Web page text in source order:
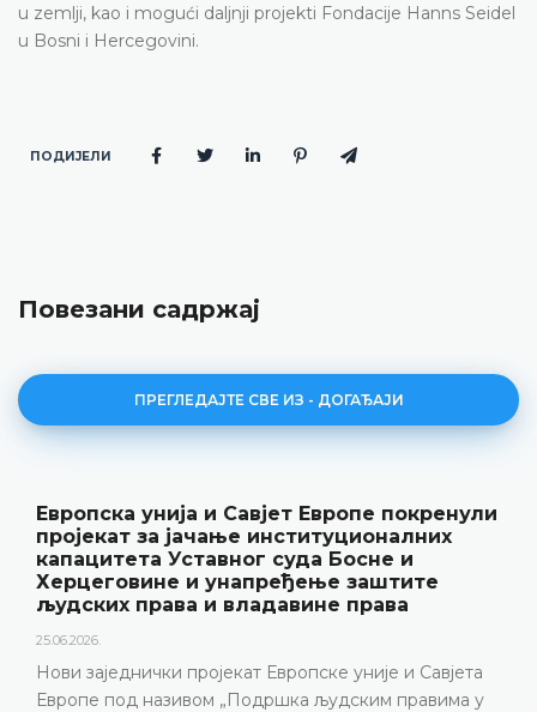
u zemlji, kao i mogući daljnji projekti Fondacije Hanns Seidel
u Bosni i Hercegovini.
ПОДИЈЕЛИ
Повезани садржај
ПРЕГЛЕДАЈТЕ СВЕ ИЗ - ДОГАЂАЈИ
Европска унија и Савјет Европе покренули
пројекат за јачање институционалних
капацитета Уставног суда Босне и
Херцеговине и унапређење заштите
људских права и владавине права
25.06.2026.
Нови заједнички пројекат Европске уније и Савјета
Европе под називом „Подршка људским правима у